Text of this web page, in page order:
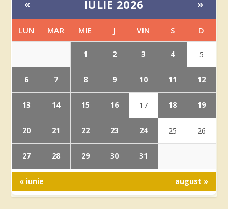
« IULIE 2026 »
LUN MAR MIE J VIN S D
1 2 3 4 5
6 7 8 9 10 11 12
13 14 15 16 17 18 19
20 21 22 23 24 25 26
27 28 29 30 31
« iunie august »